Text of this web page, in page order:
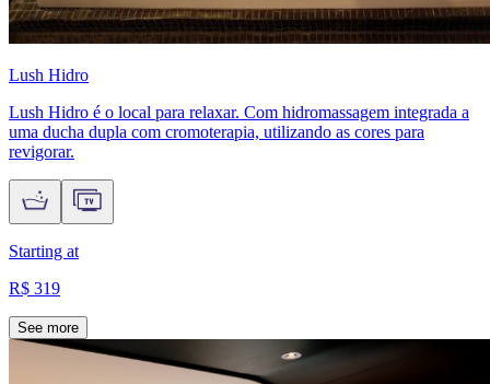
Lush Hidro
Lush Hidro é o local para relaxar. Com hidromassagem integrada a
uma ducha dupla com cromoterapia, utilizando as cores para
revigorar.
Starting at
R$ 319
See more